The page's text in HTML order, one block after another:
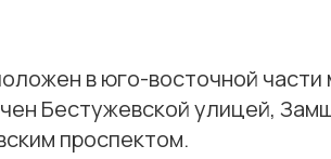
в юго-восточной части
Бестужевской улицей,
проспектом.